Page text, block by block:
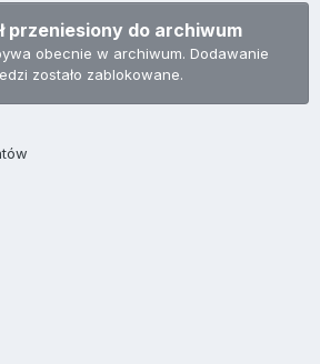
przeniesiony do archiwum
obecnie w archiwum. Dodawanie
zostało zablokowane.